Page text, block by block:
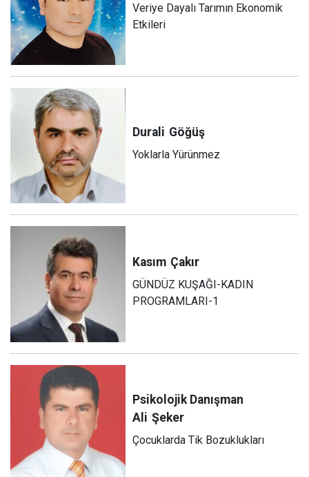
Veriye Dayalı Tarımın Ekonomik
Etkileri
Durali Göğüş
Yoklarla Yürünmez
Kasım Çakır
GÜNDÜZ KUŞAĞI-KADIN
PROGRAMLARI-1
Psikolojik Danışman
Ali Şeker
Çocuklarda Tik Bozuklukları